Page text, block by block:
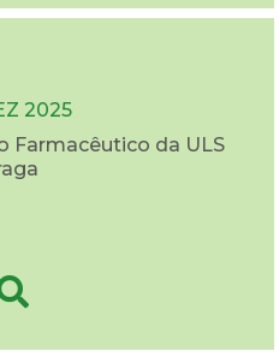
2025
Farmacêutico da ULS